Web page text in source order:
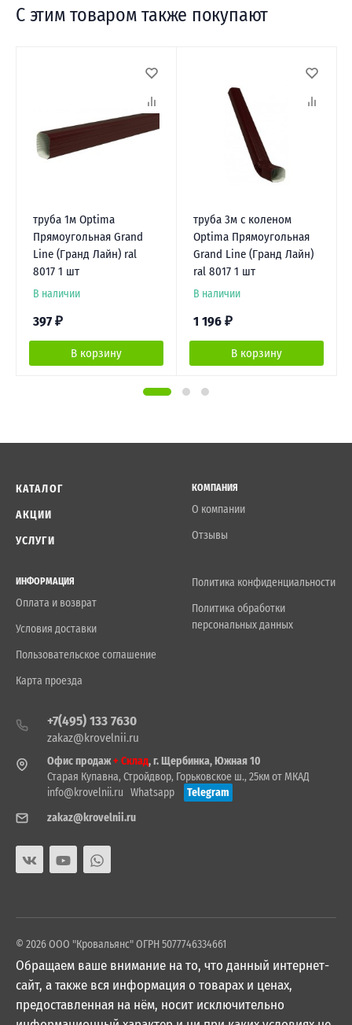
С этим товаром также покупают
труба 1м Optima
Прямоугольная Grand
Line (Гранд Лайн) ral
8017 1 шт
В наличии
397 ₽
В корзину
труба 3м с коленом
Optima Прямоугольная
Grand Line (Гранд Лайн)
ral 8017 1 шт
В наличии
1 196 ₽
В корзину
КАТАЛОГ
АКЦИИ
УСЛУГИ
КОМПАНИЯ
О компании
Отзывы
ИНФОРМАЦИЯ
Оплата и возврат
Условия доставки
Пользовательское соглашение
Карта проезда
Политика конфиденциальности
Политика обработки
персональных данных
+7(495) 133 7630
zakaz@krovelnii.ru
Офис продаж+ Склад, г. Щербинка, Южная 10
Старая Купавна, Стройдвор, Горьковское ш., 25км от МКАД
info@krovelnii.ru Whatsapp
Telegram
zakaz@krovelnii.ru
© 2026 ООО "Кровальянс" ОГРН 5077746334661
Обращаем ваше внимание на то, что данный интернет-
сайт, а также вся информация о товарах и ценах,
предоставленная на нём, носит исключительно